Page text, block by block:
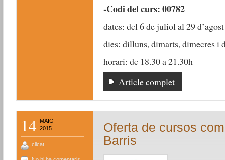
-Codi del curs: 00782
dates: del 6 de juliol al 29
dies: dilluns, dimarts, dimecres i
horari: de 18.30 a 21.30h
Article complet
14
MAIG
2015
clicat
Oferta de cursos
Barris